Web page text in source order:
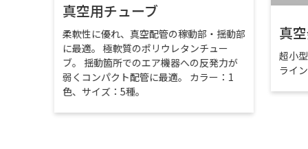
真空用チューブ
柔軟性に優れ、真空配管の稼動部・揺動部
に最適。 極軟質のポリウレタンチュー
ブ。 揺動箇所でのエア機器への反発力が
弱くコンパクト配管に最適。 カラー：1
色、サイズ：5種。
真
超小
ライ